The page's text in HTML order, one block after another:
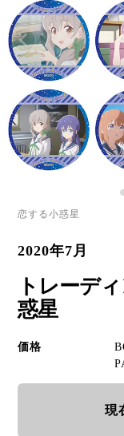
恋する小惑星
2020年7月
トレーデ
惑星
価格
現